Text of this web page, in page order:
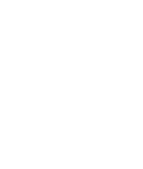
密集市场更适合本地节